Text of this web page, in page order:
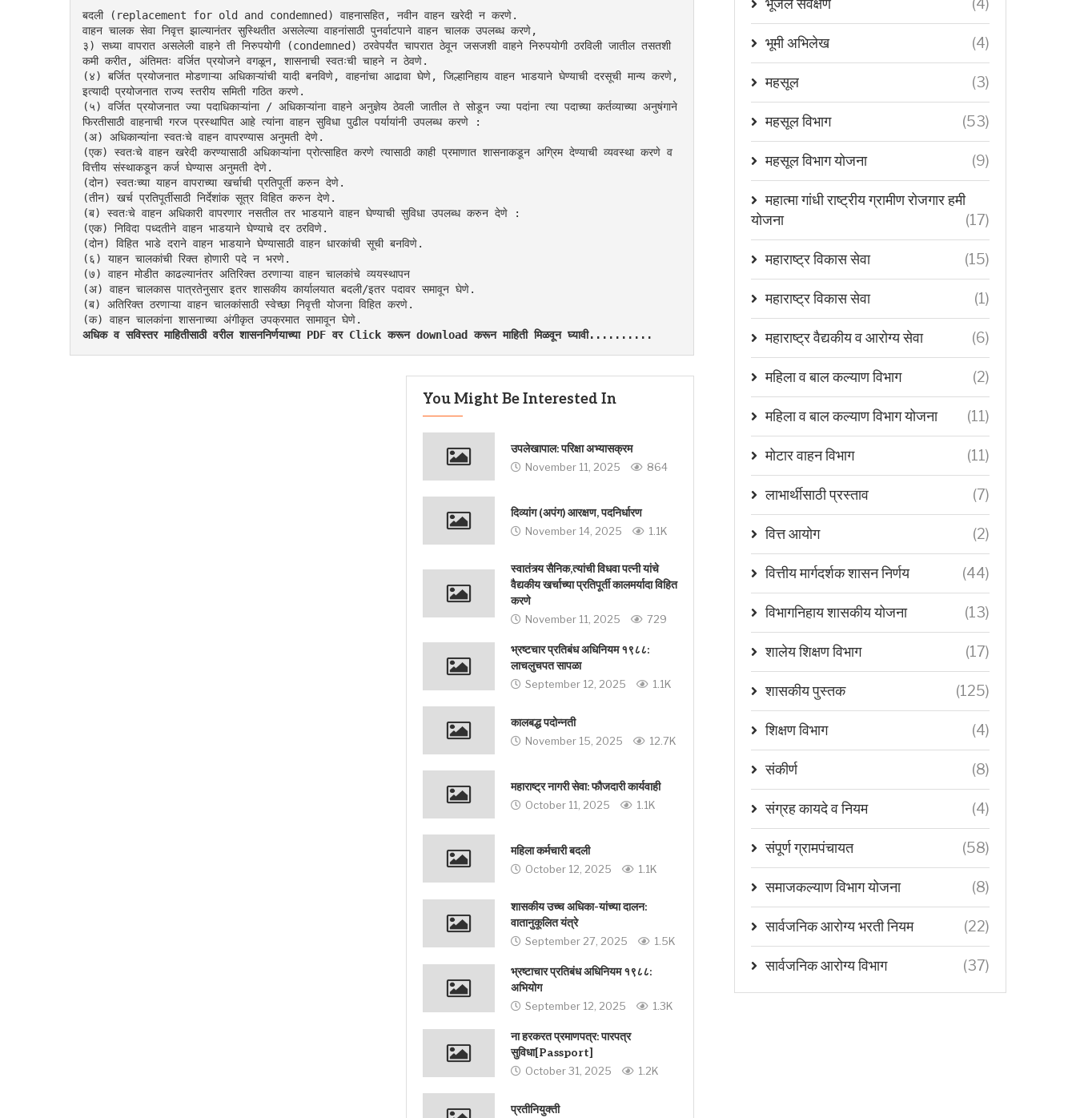
बदली (replacement for old and condemned) वाहनासहित, नवीन वाहन खरेदी न करणे.
वाहन चालक सेवा निवृत्त झाल्यानंतर सुस्थितीत असलेल्या वाहनांसाठी पुनर्वाटपाने वाहन चालक उपलब्ध करणे,
३) सध्या वापरात असलेली वाहने ती निरुपयोगी (condemned) ठरवेपर्यंत चापरात ठेवून जसजशी वाहने निरुपयोगी ठरविली जातील तसतशी
कमी करीत, अंतिमतः वर्जित प्रयोजने वगळून, शासनाची स्वतःची चाहने न ठेवणे.
(४) बर्जित प्रयोजनात मोडणाऱ्या अधिकाऱ्यांची यादी बनविणे, वाहनांचा आढावा घेणे, जिल्हानिहाय वाहन भाडयाने घेण्याची दरसूची मान्य करणे,
इत्यादी प्रयोजनात राज्य स्तरीय समिती गठित करणे.
(५) वर्जित प्रयोजनात ज्या पदाधिकाऱ्यांना / अधिकाऱ्यांना वाहने अनुज्ञेय ठेवली जातील ते सोडून ज्या पदांना त्या पदाच्या कर्तव्याच्या अनुषंगाने
फिरतीसाठी वाहनाची गरज प्रस्थापित आहे त्यांना वाहन सुविधा पुढील पर्यायांनी उपलब्ध करणे :
(अ) अधिकान्यांना स्वतःचे वाहन वापरण्यास अनुमती देणे.
(एक) स्वतःचे वाहन खरेदी करण्यासाठी अधिकाऱ्यांना प्रोत्साहित करणे त्यासाठी काही प्रमाणात शासनाकडून अग्रिम देण्याची व्यवस्था करणे व
वित्तीय संस्थाकडून कर्ज घेण्यास अनुमती देणे.
(दोन) स्वतःच्या याहन वापराच्या खर्चाची प्रतिपूर्ती करुन देणे.
(तीन) खर्च प्रतिपूर्तीसाठी निर्देशांक सूत्र विहित करुन देणे.
(ब) स्वतःचे वाहन अधिकारी वापरणार नसतील तर भाडयाने वाहन घेण्याची सुविधा उपलब्ध करुन देणे :
(एक) निविदा पध्दतीने वाहन भाडयाने घेण्याचे दर ठरविणे.
(दोन) विहित भाडे दराने वाहन भाडयाने घेण्यासाठी वाहन धारकांची सूची बनविणे.
(६) याहन चालकांची रिक्त होणारी पदे न भरणे.
(७) वाहन मोडीत काढल्यानंतर अतिरिक्त ठरणाऱ्या वाहन चालकांचे व्ययस्थापन
(अ) वाहन चालकास पात्रतेनुसार इतर शासकीय कार्यालयात बदली/इतर पदावर समावून घेणे.
(ब) अतिरिक्त ठरणाऱ्या वाहन चालकांसाठी स्वेच्छा निवृत्ती योजना विहित करणे.
(क) वाहन चालकांना शासनाच्या अंगीकृत उपक्रमात सामावून घेणे.
अधिक व सविस्तर माहितीसाठी वरील शासननिर्णयाच्या PDF वर Click करून download करून माहिती मिळवून घ्यावी..........
You Might Be Interested In
उपलेखापाल: परिक्षा अभ्यासक्रम
November 11, 2025 864
दिव्यांग (अपंग) आरक्षण, पदनिर्धारण
November 14, 2025 1.1K
स्वातंत्र्य सैनिक,त्यांची विधवा पत्नी यांचे
वैद्यकीय खर्चाच्या प्रतिपूर्ती कालमर्यादा विहित
करणे
November 11, 2025 729
भ्रष्टचार प्रतिबंध अधिनियम १९८८:
लाचलुचपत सापळा
September 12, 2025 1.1K
कालबद्ध पदोन्नती
November 15, 2025 12.7K
महाराष्ट्र नागरी सेवा: फौजदारी कार्यवाही
October 11, 2025 1.1K
महिला कर्मचारी बदली
October 12, 2025 1.1K
शासकीय उच्च अधिका-यांच्या दालन:
वातानुकूलित यंत्रे
September 27, 2025 1.5K
भ्रष्टाचार प्रतिबंध अधिनियम १९८८:
अभियोग
September 12, 2025 1.3K
ना हरकरत प्रमाणपत्र: पारपत्र
सुविधा[Passport]
October 31, 2025 1.2K
प्रतीनियुक्ती
भूजल सर्वेक्षण (4)
भूमी अभिलेख (4)
महसूल (3)
महसूल विभाग (53)
महसूल विभाग योजना (9)
महात्मा गांधी राष्ट्रीय ग्रामीण रोजगार हमी
योजना
(17)
महाराष्ट्र विकास सेवा (15)
महाराष्ट्र विकास सेवा (1)
महाराष्ट्र वैद्यकीय व आरोग्य सेवा (6)
महिला व बाल कल्याण विभाग (2)
महिला व बाल कल्याण विभाग योजना (11)
मोटार वाहन विभाग (11)
लाभार्थीसाठी प्रस्ताव (7)
वित्त आयोग (2)
वित्तीय मार्गदर्शक शासन निर्णय (44)
विभागनिहाय शासकीय योजना (13)
शालेय शिक्षण विभाग (17)
शासकीय पुस्तक (125)
शिक्षण विभाग (4)
संकीर्ण (8)
संग्रह कायदे व नियम (4)
संपूर्ण ग्रामपंचायत (58)
समाजकल्याण विभाग योजना (8)
सार्वजनिक आरोग्य भरती नियम (22)
सार्वजनिक आरोग्य विभाग (37)